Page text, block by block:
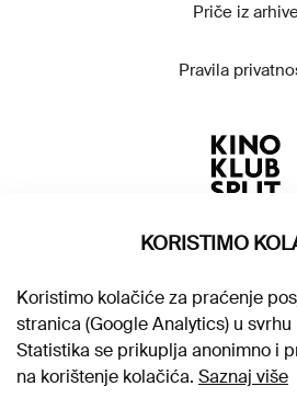
Priče iz
Pravila
KORISTIMO
Koristimo kolačiće za praćenje
stranica (Google Analytics) u
Statistika se prikuplja anonimno i
na korištenje kolačića. Saznaj više